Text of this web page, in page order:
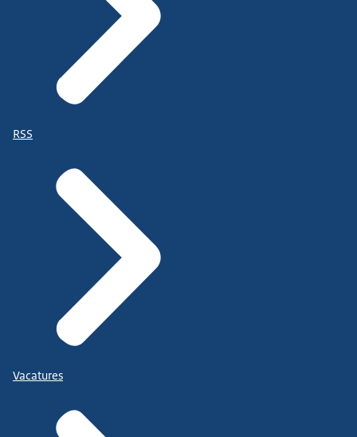
RSS
Vacatures